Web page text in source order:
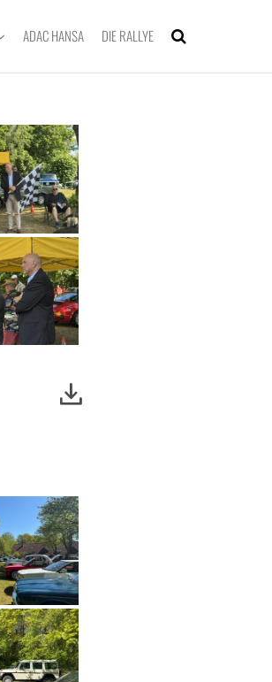
ADAC HANSA DIE RALLYE